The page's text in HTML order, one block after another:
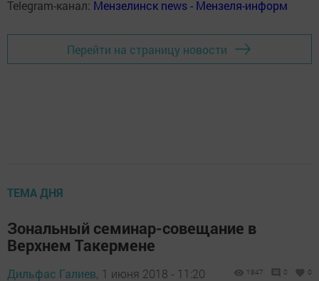
Telegram-канал: Мензелинск news - Мензеля-информ
Перейти на страницу новости
ТЕМА ДНЯ
Зональный семинар-совещание в
Верхнем Такермене
Дильфас Галиев, 1 июня 2018 - 11:20 1847 0 0